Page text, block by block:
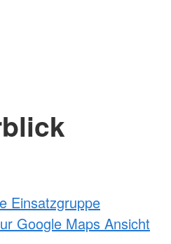
Einsatzgruppe
Google Maps Ansicht